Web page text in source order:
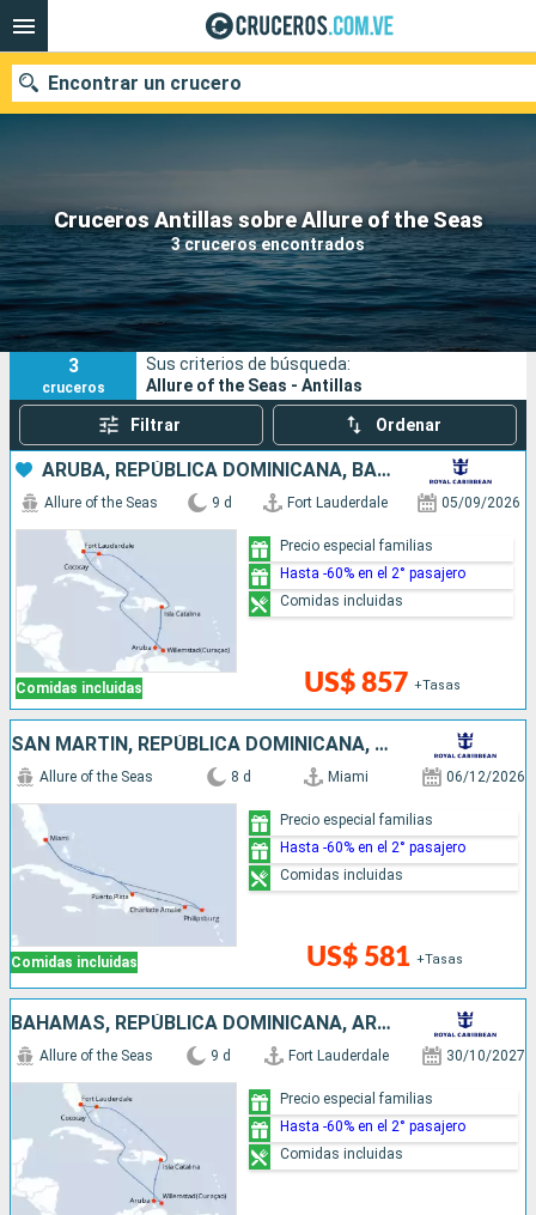
Cruceros Antillas sobre Allure of the Seas
3 cruceros encontrados
Encontrar un crucero
Nuestros destinos
Fecha de salida
Puertos Compañías
Buscar
3
cruceros
Sus criterios de búsqueda:
Allure of the Seas - Antillas
Filtrar Ordenar
ARUBA, REPÚBLICA DOMINICANA, BAHAMAS, ESTADOS UNIDOS
Comidas incluidas
Allure of the Seas 9 d Fort Lauderdale 05/09/2026
US$ 857 +Tasas
Precio especial familias
Hasta -60% en el 2° pasajero
Comidas incluidas
SAN MARTÍN, REPÚBLICA DOMINICANA, ESTADOS UNIDOS
Comidas incluidas
Allure of the Seas 8 d Miami 06/12/2026
US$ 581 +Tasas
Precio especial familias
Hasta -60% en el 2° pasajero
Comidas incluidas
BAHAMAS, REPÚBLICA DOMINICANA, ARUBA, ESTADOS UNIDOS
Allure of the Seas 9 d Fort Lauderdale 30/10/2027
Precio especial familias
Hasta -60% en el 2° pasajero
Comidas incluidas